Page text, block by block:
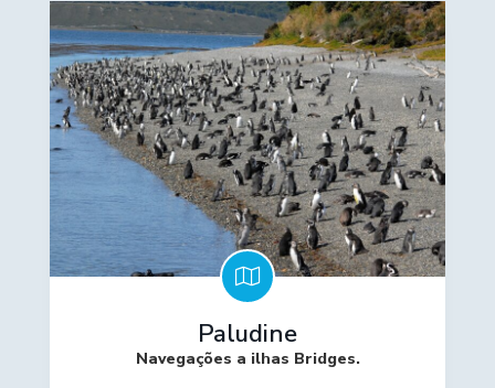
Paludine
Navegações a ilhas Bridges.